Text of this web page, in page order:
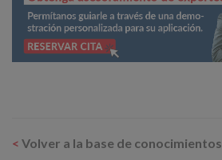
< Volver a la base de conocimientos